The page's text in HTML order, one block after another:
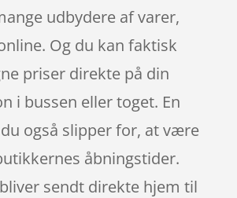
udbydere af varer,
Og du kan faktisk
priser direkte på din
i bussen eller toget. En
også slipper for, at være
åbningstider.
sendt direkte hjem til